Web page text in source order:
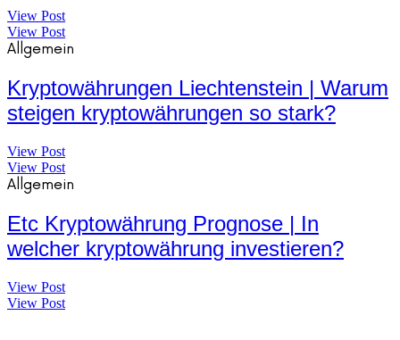
View Post
View Post
Allgemein
Kryptowährungen Liechtenstein | Warum
steigen kryptowährungen so stark?
View Post
View Post
Allgemein
Etc Kryptowährung Prognose | In
welcher kryptowährung investieren?
View Post
View Post